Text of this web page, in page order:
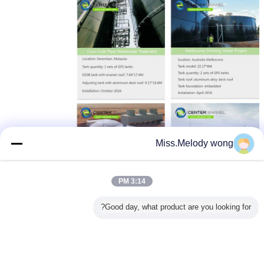
Miss.Melody wong
3:14 PM
Good day, what product are you looking for?